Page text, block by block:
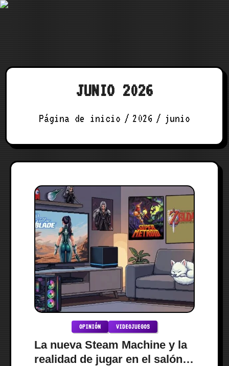
Saltar
JUNIO 2026
Página de inicio 2026 junio
OPINIÓN VIDEOJUEGOS
La nueva Steam Machine y la
realidad de jugar en el salón